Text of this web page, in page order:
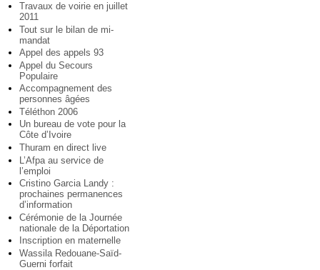
Travaux de voirie en juillet
2011
Tout sur le bilan de mi-
mandat
Appel des appels 93
Appel du Secours
Populaire
Accompagnement des
personnes âgées
Téléthon 2006
Un bureau de vote pour la
Côte d’Ivoire
Thuram en direct live
L’Afpa au service de
l’emploi
Cristino Garcia Landy :
prochaines permanences
d’information
Cérémonie de la Journée
nationale de la Déportation
Inscription en maternelle
Wassila Redouane-Saïd-
Guerni forfait